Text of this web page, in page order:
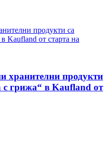
хранителни продукти
грижа“ в Kaufland от